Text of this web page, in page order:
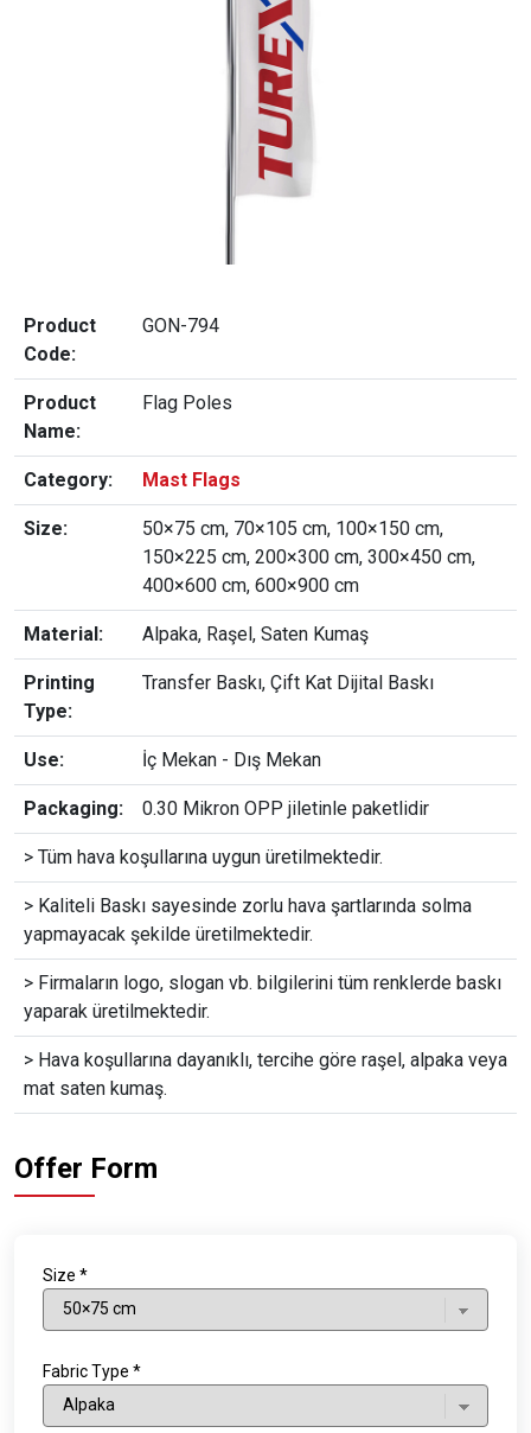
Product
Code:
GON-794
Product
Name:
Flag Poles
Category: Mast Flags
Size:
50×75 cm, 70×105 cm, 100×150 cm,
150×225 cm, 200×300 cm, 300×450 cm,
400×600 cm, 600×900 cm
Material: Alpaka, Raşel, Saten Kumaş
Printing
Type:
Transfer Baskı, Çift Kat Dijital Baskı
Use: İç Mekan - Dış Mekan
Packaging: 0.30 Mikron OPP jiletinle paketlidir
> Tüm hava koşullarına uygun üretilmektedir.
> Kaliteli Baskı sayesinde zorlu hava şartlarında solma
yapmayacak şekilde üretilmektedir.
> Firmaların logo, slogan vb. bilgilerini tüm renklerde baskı
yaparak üretilmektedir.
> Hava koşullarına dayanıklı, tercihe göre raşel, alpaka veya
mat saten kumaş.
Offer Form
Size *
Fabric Type *